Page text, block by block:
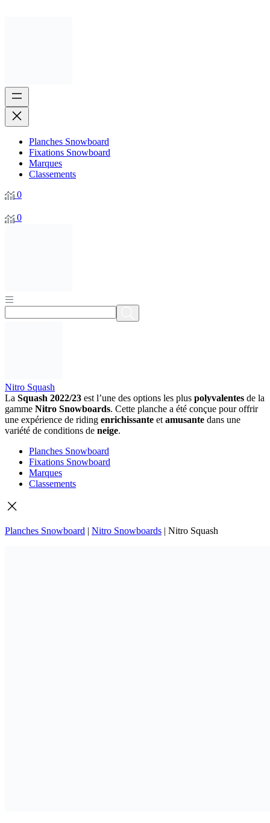
Planches Snowboard
Fixations Snowboard
Marques
Classements
0
0
Nitro Squash
La Squash 2022/23 est l’une des options les plus polyvalentes de la
gamme Nitro Snowboards. Cette planche a été conçue pour offrir
une expérience de riding enrichissante et amusante dans une
variété de conditions de neige.
Planches Snowboard
Fixations Snowboard
Marques
Classements
Planches Snowboard | Nitro Snowboards | Nitro Squash